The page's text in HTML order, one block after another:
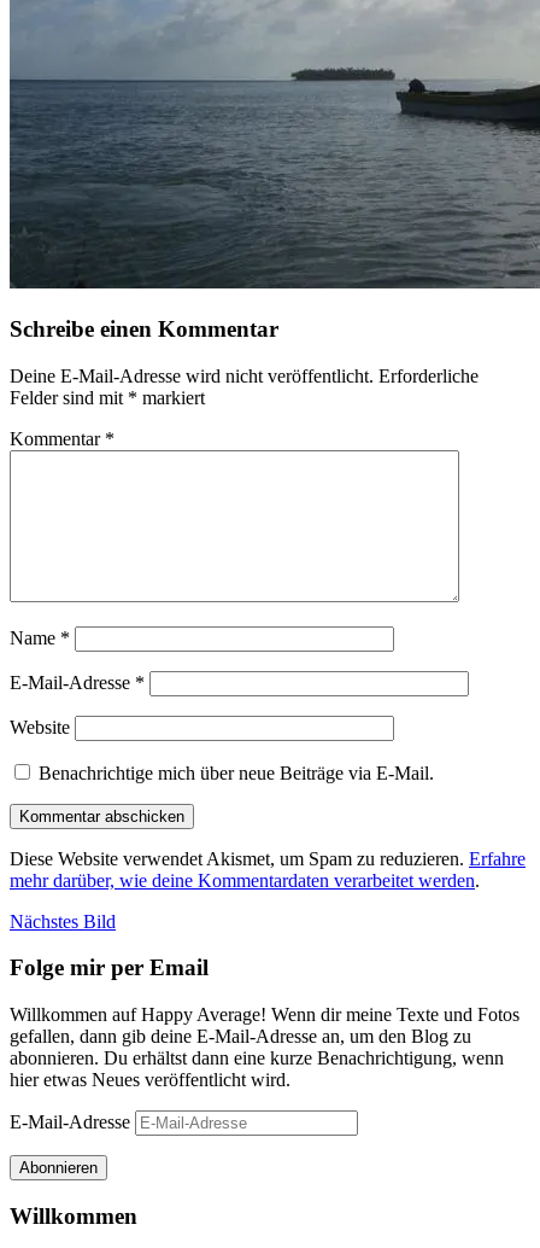
Schreibe einen Kommentar
Deine E-Mail-Adresse wird nicht veröffentlicht. Erforderliche
Felder sind mit * markiert
Kommentar *
Name *
E-Mail-Adresse *
Website
Benachrichtige mich über neue Beiträge via E-Mail.
Diese Website verwendet Akismet, um Spam zu reduzieren. Erfahre
mehr darüber, wie deine Kommentardaten verarbeitet werden.
Nächstes Bild
Folge mir per Email
Willkommen auf Happy Average! Wenn dir meine Texte und Fotos
gefallen, dann gib deine E-Mail-Adresse an, um den Blog zu
abonnieren. Du erhältst dann eine kurze Benachrichtigung, wenn
hier etwas Neues veröffentlicht wird.
E-Mail-Adresse
Abonnieren
Willkommen